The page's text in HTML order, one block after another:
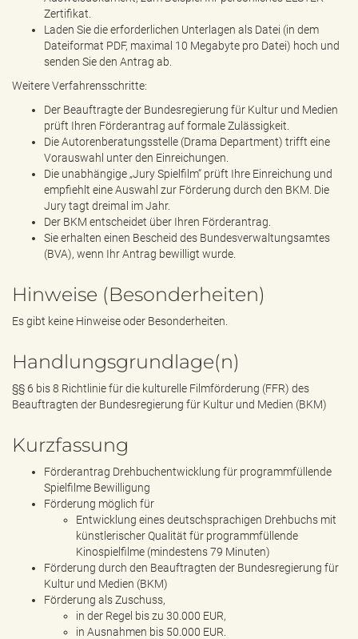
Zertifikat.
Laden Sie die erforderlichen Unterlagen als Datei (in dem
Dateiformat PDF, maximal 10 Megabyte pro Datei) hoch und
senden Sie den Antrag ab.
Weitere Verfahrensschritte:
Der Beauftragte der Bundesregierung für Kultur und Medien
prüft Ihren Förderantrag auf formale Zulässigkeit.
Die Autorenberatungsstelle (Drama Department) trifft eine
Vorauswahl unter den Einreichungen.
Die unabhängige „Jury Spielfilm“ prüft Ihre Einreichung und
empfiehlt eine Auswahl zur Förderung durch den BKM. Die
Jury tagt dreimal im Jahr.
Der BKM entscheidet über Ihren Förderantrag.
Sie erhalten einen Bescheid des Bundesverwaltungsamtes
(BVA), wenn Ihr Antrag bewilligt wurde.
Hinweise (Besonderheiten)
Es gibt keine Hinweise oder Besonderheiten.
Handlungsgrundlage(n)
§§ 6 bis 8 Richtlinie für die kulturelle Filmförderung (FFR) des
Beauftragten der Bundesregierung für Kultur und Medien (BKM)
Kurzfassung
Förderantrag Drehbuchentwicklung für programmfüllende
Spielfilme Bewilligung
Förderung möglich für
Entwicklung eines deutschsprachigen Drehbuchs mit
künstlerischer Qualität für programmfüllende
Kinospielfilme (mindestens 79 Minuten)
Förderung durch den Beauftragten der Bundesregierung für
Kultur und Medien (BKM)
Förderung als Zuschuss,
in der Regel bis zu 30.000 EUR,
in Ausnahmen bis 50.000 EUR.